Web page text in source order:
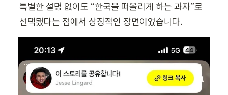
특별한 설명 없이도 “한국을 떠올리게 하는 과자”로
선택됐다는 점에서 상징적인 장면이었습니다.